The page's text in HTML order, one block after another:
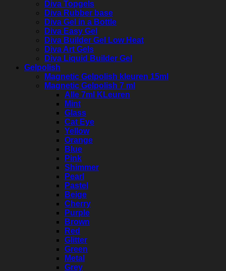
Diva Topgels
Diva Rubber base
Diva Gel in a Bottle
Diva Easy Gel
Diva Builder Gel Low Heat
Diva Art Gels
Diva Liquid Builder Gel
Gelpolish
Magnetic Gelpolish kleuren 15ml
Magnetic Gelpolish 7 ml
Alle 7ml KLeuren
Mint
Glass
Cat Eye
Yellow
Orange
Blue
Pink
Shimmer
Pearl
Pastel
Beige
Cherry
Purple
Brown
Red
Glitter
Green
Metal
Grey